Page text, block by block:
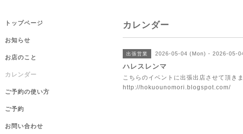
カレンダー
出張営業 2026-05-04 (Mon) - 2026-05-
ハレスレンマ
こちらのイベントに出張出店させて頂きま
http://hokuounomori.blogspot.com/
トップページ
お知らせ
お店のこと
カレンダー
ご予約の使い方
ご予約
お問い合わせ